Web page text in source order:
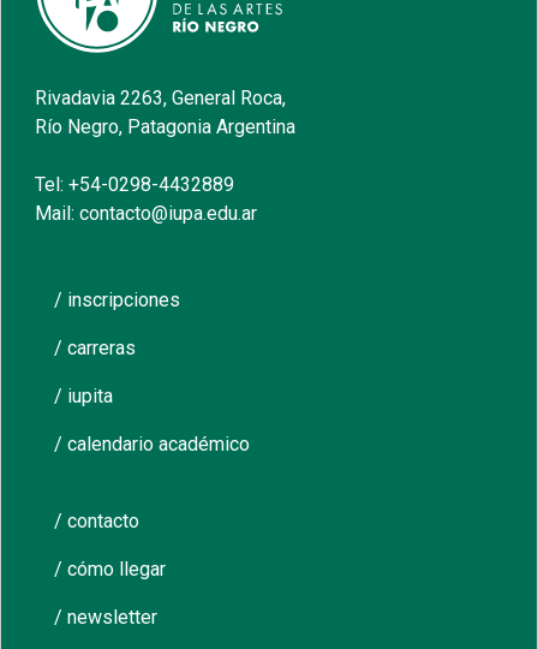
Rivadavia 2263, General Roca,
Río Negro, Patagonia Argentina
Tel: +54-0298-4432889
Mail: contacto@iupa.edu.ar
/ inscripciones
/ carreras
/ iupita
/ calendario académico
/ contacto
/ cómo llegar
/ newsletter